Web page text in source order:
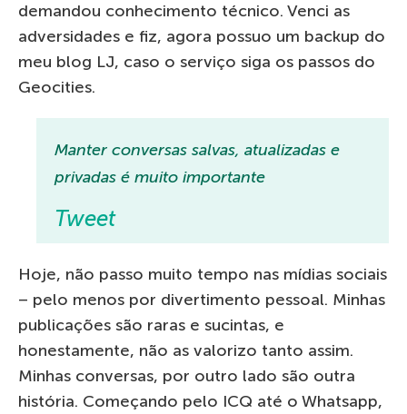
demandou conhecimento técnico. Venci as
adversidades e fiz, agora possuo um backup do
meu blog LJ, caso o serviço siga os passos do
Geocities.
Manter conversas salvas, atualizadas e
privadas é muito importante
Tweet
Hoje, não passo muito tempo nas mídias sociais
– pelo menos por divertimento pessoal. Minhas
publicações são raras e sucintas, e
honestamente, não as valorizo tanto assim.
Minhas conversas, por outro lado são outra
história. Começando pelo ICQ até o Whatsapp,